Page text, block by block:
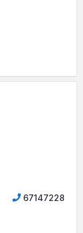
67147228